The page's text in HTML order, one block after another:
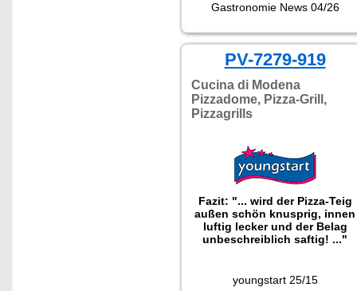
Gastronomie News 04/26
PV-7279-919
Cucina di Modena
Pizzadome, Pizza-Grill,
Pizzagrills
Fazit: "... wird der Pizza-Teig
außen schön knusprig, innen
luftig lecker und der Belag
unbeschreiblich saftig! ..."
youngstart 25/15